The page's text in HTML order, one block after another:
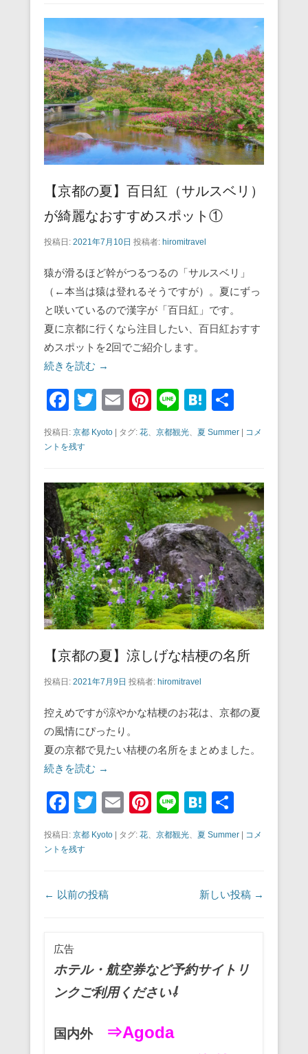
e
b
o
o
k
er
e
st
n
a
【京都の夏】百日紅（サルスベリ）
が綺麗なおすすめスポット①
投稿日: 2021年7月10日 投稿者: hiromitravel
猿が滑るほど幹がつるつるの「サルスベリ」
（←本当は猿は登れるそうですが）。夏にずっ
と咲いているので漢字が「百日紅」です。
夏に京都に行くなら注目したい、百日紅おすす
めスポットを2回でご紹介します。
続きを読む →
F
a
c
b
o
o
k
T
tt
E
m
ail
Pi
nt
er
st
Li
n
e
H
a
投稿日: 京都 Kyoto | タグ: 花、 京都観光、 夏 Summer | コメ
ントを残す
【京都の夏】涼しげな桔梗の名所
投稿日: 2021年7月9日 投稿者: hiromitravel
控えめですが涼やかな桔梗のお花は、京都の夏
の風情にぴったり。
夏の京都で見たい桔梗の名所をまとめました。
続きを読む →
F
a
c
b
k
T
tt
E
m
ail
Pi
nt
er
Li
n
e
H
a
投稿日: 京都 Kyoto タグ: 花、 京都観光、 夏 Summer
コメ
ントを残す
投稿ナビゲーション
← 以前の投稿 新しい投稿 →
広告
ホテル・航空券など予約サイトリ
ンクご利用ください⇩
国内外
⇒Agoda